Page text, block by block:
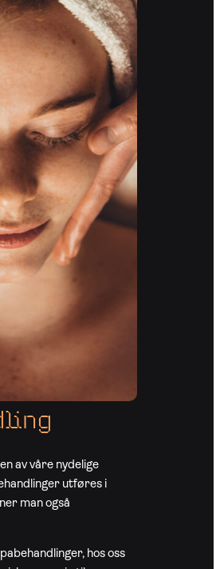
av våre nydelige
utføres i
man også
hos oss